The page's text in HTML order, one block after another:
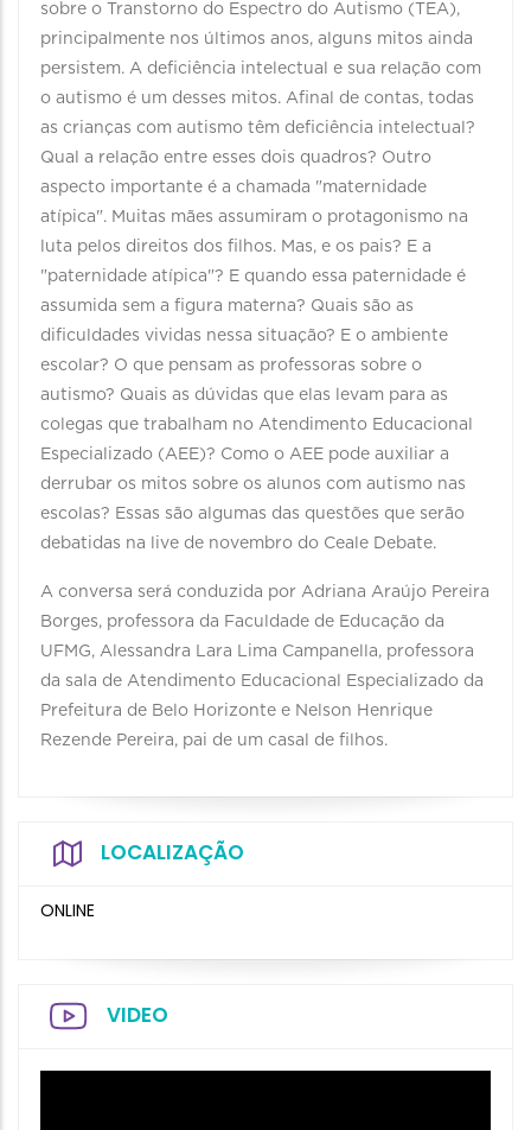
sobre o Transtorno do Espectro do Autismo (TEA),
principalmente nos últimos anos, alguns mitos ainda
persistem. A deficiência intelectual e sua relação com
o autismo é um desses mitos. Afinal de contas, todas
as crianças com autismo têm deficiência intelectual?
Qual a relação entre esses dois quadros? Outro
aspecto importante é a chamada "maternidade
atípica". Muitas mães assumiram o protagonismo na
luta pelos direitos dos filhos. Mas, e os pais? E a
"paternidade atípica"? E quando essa paternidade é
assumida sem a figura materna? Quais são as
dificuldades vividas nessa situação? E o ambiente
escolar? O que pensam as professoras sobre o
autismo? Quais as dúvidas que elas levam para as
colegas que trabalham no Atendimento Educacional
Especializado (AEE)? Como o AEE pode auxiliar a
derrubar os mitos sobre os alunos com autismo nas
escolas? Essas são algumas das questões que serão
debatidas na live de novembro do Ceale Debate.
A conversa será conduzida por Adriana Araújo Pereira
Borges, professora da Faculdade de Educação da
UFMG, Alessandra Lara Lima Campanella, professora
da sala de Atendimento Educacional Especializado da
Prefeitura de Belo Horizonte e Nelson Henrique
Rezende Pereira, pai de um casal de filhos.
LOCALIZAÇÃO
ONLINE
VIDEO